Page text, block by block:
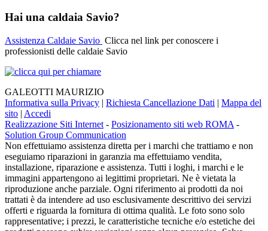
Hai una caldaia Savio?
Assistenza Caldaie Savio Clicca nel link per conoscere i
professionisti delle caldaie Savio
GALEOTTI MAURIZIO
Informativa sulla Privacy | Richiesta Cancellazione Dati | Mappa del
sito | Accedi
Realizzazione Siti Internet - Posizionamento siti web ROMA -
Solution Group Communication
Non effettuiamo assistenza diretta per i marchi che trattiamo e non
eseguiamo riparazioni in garanzia ma effettuiamo vendita,
installazione, riparazione e assistenza. Tutti i loghi, i marchi e le
immagini appartengono ai legittimi proprietari. Ne è vietata la
riproduzione anche parziale. Ogni riferimento ai prodotti da noi
trattati è da intendere ad uso esclusivamente descrittivo dei servizi
offerti e riguarda la fornitura di ottima qualità. Le foto sono solo
rappresentative; i prezzi, le caratteristiche tecniche e/o estetiche dei